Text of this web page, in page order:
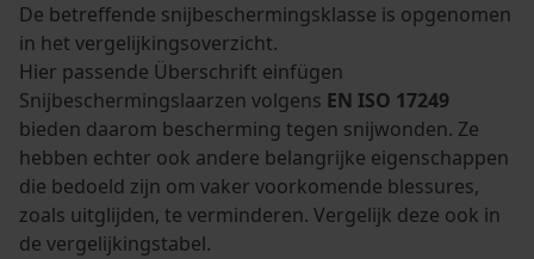
De betreffende snijbeschermingsklasse is opgenomen
in het vergelijkingsoverzicht.
Hier passende Überschrift einfügen
Snijbeschermingslaarzen volgens EN ISO 17249
bieden daarom bescherming tegen snijwonden. Ze
hebben echter ook andere belangrijke eigenschappen
die bedoeld zijn om vaker voorkomende blessures,
zoals uitglijden, te verminderen. Vergelijk deze ook in
de vergelijkingstabel.